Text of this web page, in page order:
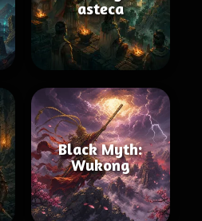
asteca
Black Myth:
Wukong